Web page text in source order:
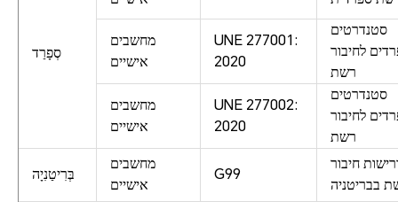
סְפָרַד
מחשבים
אישיים
UNE 277001:
2020
סטנדרטים
לחיבור
רשת
מחשבים
אישיים
UNE 277002:
2020
סטנדרטים
לחיבור
רשת
בְּרִיטַנִיָה
מחשבים
אישיים
G99
חיבור
בבריטניה